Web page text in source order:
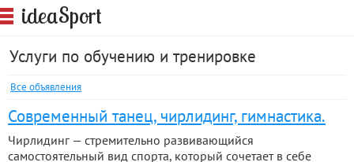
ideaSport
Услуги по обучению и тренировке
Все объявления
Современный танец, чирлидинг, гимнастика.
Чирлидинг — стремительно развивающийся
самостоятельный вид спорта, который сочетает в себе